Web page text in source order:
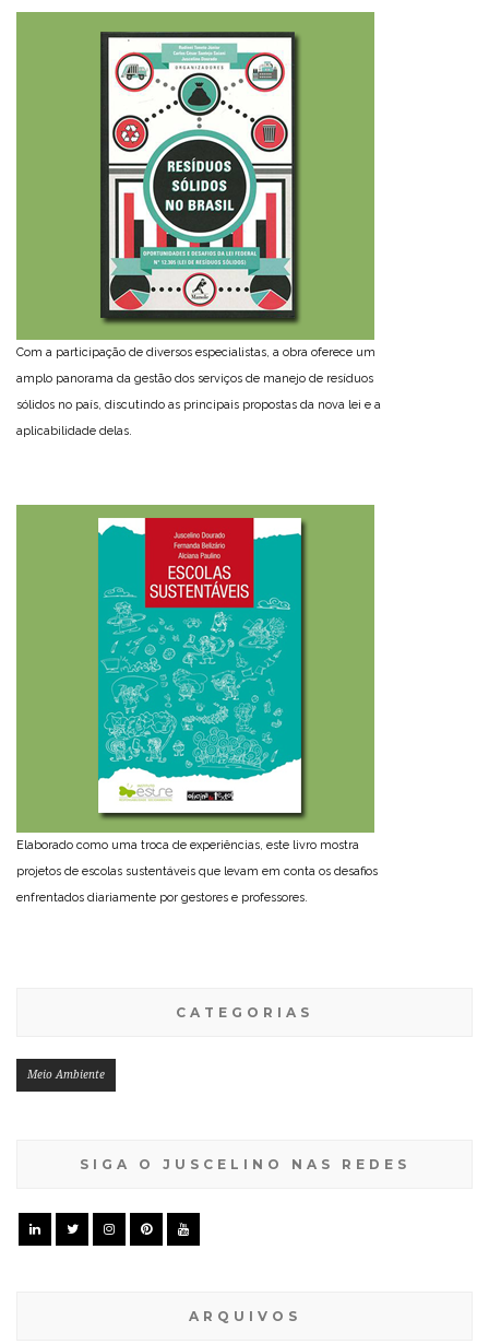
Com a participação de diversos especialistas, a obra oferece um
amplo panorama da gestão dos serviços de manejo de resíduos
sólidos no país, discutindo as principais propostas da nova lei e a
aplicabilidade delas.
Elaborado como uma troca de experiências, este livro mostra
projetos de escolas sustentáveis que levam em conta os desafios
enfrentados diariamente por gestores e professores.
CATEGORIAS
Meio Ambiente
SIGA O JUSCELINO NAS REDES
ARQUIVOS